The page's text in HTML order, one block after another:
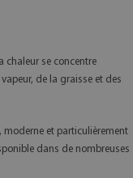
chaleur se concentre
de la graisse et des
moderne et particulièrement
dans de nombreuses